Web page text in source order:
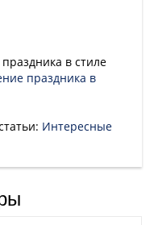
в стиле
праздника в
Интересные